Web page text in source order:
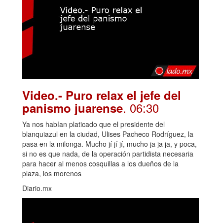
Video.- Puro relax el jefe del
panismo juarense. 06:30
Ya nos habían platicado que el presidente del
blanquiazul en la ciudad, Ulises Pacheco Rodríguez, la
pasa en la milonga. Mucho jí jí jí, mucho ja ja ja, y poca,
si no es que nada, de la operación partidista necesaria
para hacer al menos cosquillas a los dueños de la
plaza, los morenos
Diario.mx